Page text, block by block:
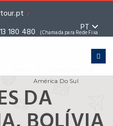
/
180 480 (Chamada para Rede Fixa
PT
América Do Sul
DA